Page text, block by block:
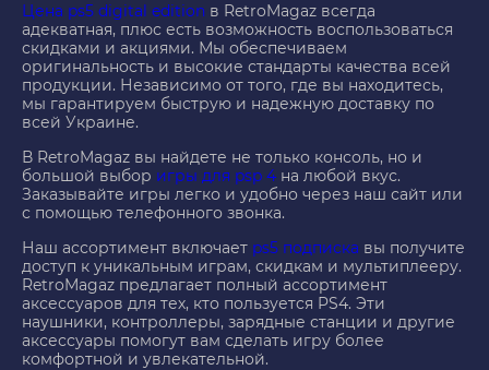
Цена ps5 digital edition в RetroMagaz всегда
адекватная, плюс есть возможность воспользоваться
скидками и акциями. Мы обеспечиваем
оригинальность и высокие стандарты качества всей
продукции. Независимо от того, где вы находитесь,
мы гарантируем быструю и надежную доставку по
всей Украине.
В RetroMagaz вы найдете не только консоль, но и
большой выбор игры для psp 4 на любой вкус.
Заказывайте игры легко и удобно через наш сайт или
с помощью телефонного звонка.
Наш ассортимент включает ps5 подписка вы получите
доступ к уникальным играм, скидкам и мультиплееру.
RetroMagaz предлагает полный ассортимент
аксессуаров для тех, кто пользуется PS4. Эти
наушники, контроллеры, зарядные станции и другие
аксессуары помогут вам сделать игру более
комфортной и увлекательной.